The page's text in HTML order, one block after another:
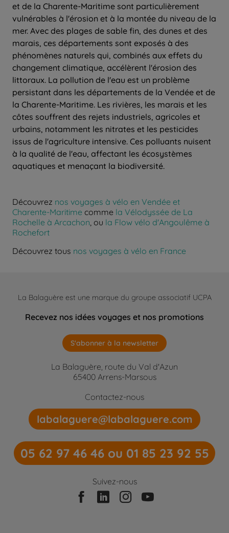
et de la Charente-Maritime sont particulièrement
vulnérables à l'érosion et à la montée du niveau de la
mer. Avec des plages de sable fin, des dunes et des
marais, ces départements sont exposés à des
phénomènes naturels qui, combinés aux effets du
changement climatique, accélèrent l'érosion des
littoraux. La pollution de l'eau est un problème
persistant dans les départements de la Vendée et de
la Charente-Maritime. Les rivières, les marais et les
côtes souffrent des rejets industriels, agricoles et
urbains, notamment les nitrates et les pesticides
issus de l'agriculture intensive. Ces polluants nuisent
à la qualité de l'eau, affectant les écosystèmes
aquatiques et menaçant la biodiversité.
Découvrez nos voyages à vélo en Vendée et
Charente-Maritime comme la Vélodyssée de La
Rochelle à Arcachon , ou la Flow vélo d'Angoulême à
Rochefort
Découvrez tous nos voyages à vélo en France
La Balaguère est une marque du groupe associatif UCPA
Recevez nos idées voyages et nos promotions
S'abonner à la newsletter
La Balaguère, route du Val d'Azun
65400 Arrens-Marsous
Contactez-nous
labalaguere@labalaguere.com
05 62 97 46 46 ou 01 85 23 92 55
Suivez-nous